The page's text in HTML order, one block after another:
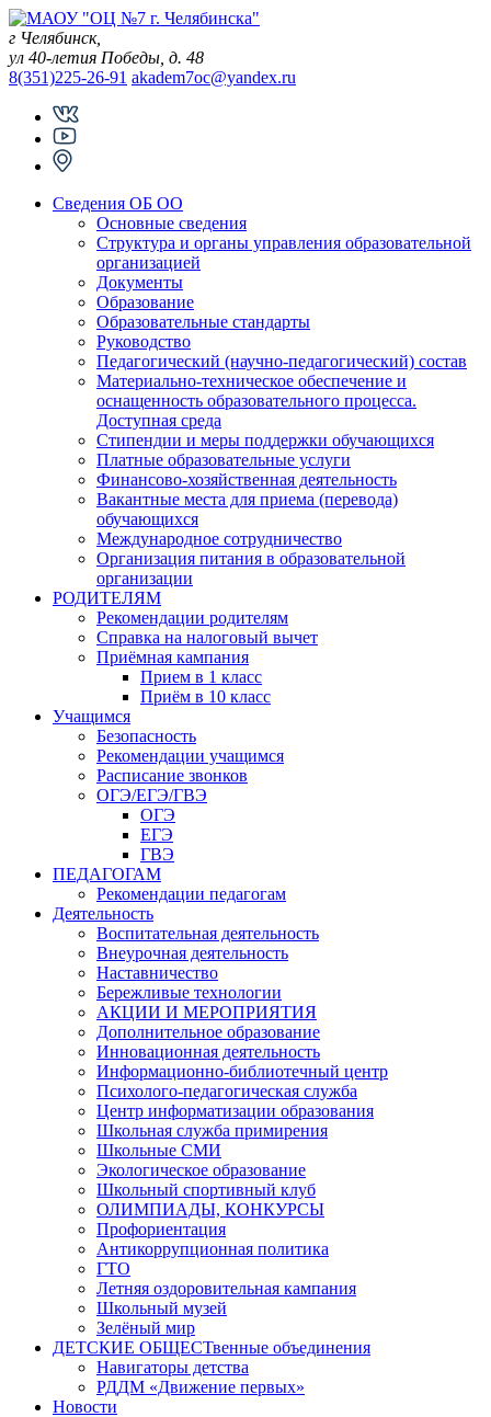
Skip
to
content
г Челябинск,
ул 40-летия Победы, д. 48
8(351)225-26-91 akadem7oc@yandex.ru
Сведения ОБ ОО
Основные сведения
Структура и органы управления образовательной
организацией
Документы
Образование
Образовательные стандарты
Руководство
Педагогический (научно-педагогический) состав
Материально-техническое обеспечение и
оснащенность образовательного процесса.
Доступная среда
Стипендии и меры поддержки обучающихся
Платные образовательные услуги
Финансово-хозяйственная деятельность
Вакантные места для приема (перевода)
обучающихся
Международное сотрудничество
Организация питания в образовательной
организации
РОДИТЕЛЯМ
Рекомендации родителям
Справка на налоговый вычет
Приёмная кампания
Прием в 1 класс
Приём в 10 класс
Учащимся
Безопасность
Рекомендации учащимся
Расписание звонков
ОГЭ/ЕГЭ/ГВЭ
ОГЭ
ЕГЭ
ГВЭ
ПЕДАГОГАМ
Рекомендации педагогам
Деятельность
Воспитательная деятельность
Внеурочная деятельность
Наставничество
Бережливые технологии
АКЦИИ И МЕРОПРИЯТИЯ
Дополнительное образование
Инновационная деятельность
Информационно-библиотечный центр
Психолого-педагогическая служба
Центр информатизации образования
Школьная служба примирения
Школьные СМИ
Экологическое образование
Школьный спортивный клуб
ОЛИМПИАДЫ, КОНКУРСЫ
Профориентация
Антикоррупционная политика
ГТО
Летняя оздоровительная кампания
Школьный музей
Зелёный мир
ДЕТСКИЕ ОБЩЕСТвенные объединения
Навигаторы детства
РДДМ «Движение первых»
Новости